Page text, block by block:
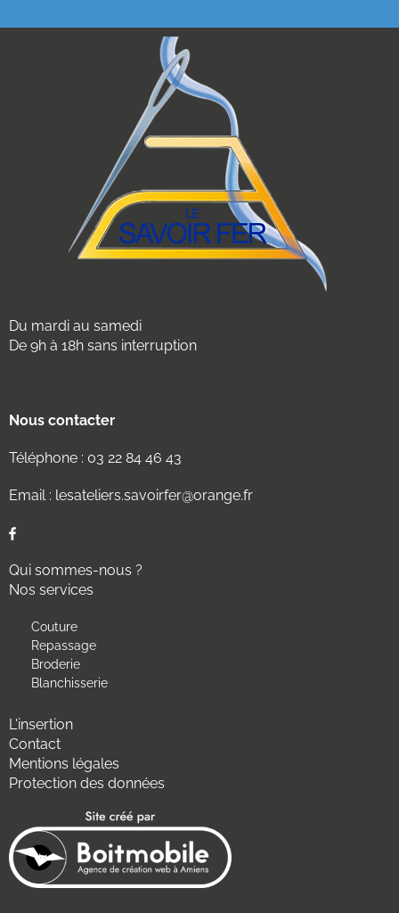
Du mardi au samedi
De 9h à 18h sans interruption
Nous contacter
Téléphone : 03 22 84 46 43
Email : lesateliers.savoirfer@orange.fr
Qui sommes-nous ?
Nos services
Couture
Repassage
Broderie
Blanchisserie
L'insertion
Contact
Mentions légales
Protection des données